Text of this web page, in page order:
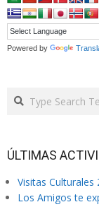
Powered by
Search
ÚLTIMAS
Visitas Culturales
Los Amigos te